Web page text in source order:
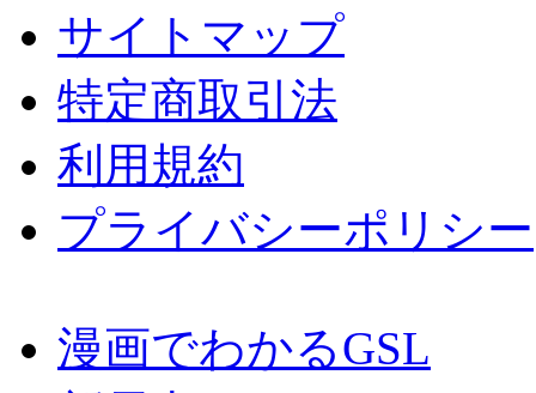
サイトマップ
特定商取引法
利用規約
プライバシーポリシー
漫画でわかるGSL